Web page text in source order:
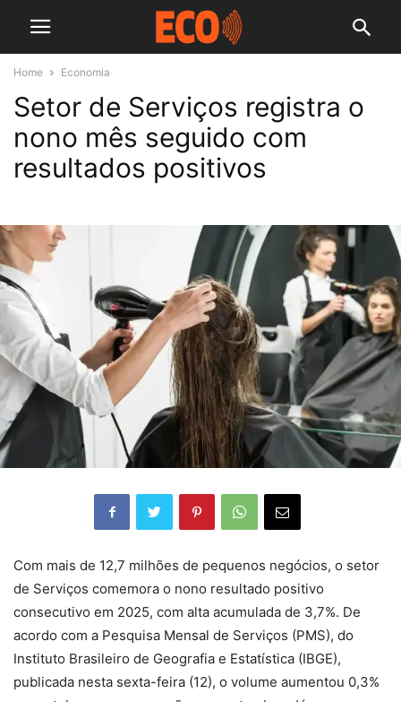
Home Economia
Setor de Serviços registra o
nono mês seguido com
resultados positivos
Com mais de 12,7 milhões de pequenos negócios, o setor
de Serviços comemora o nono resultado positivo
consecutivo em 2025, com alta acumulada de 3,7%. De
acordo com a Pesquisa Mensal de Serviços (PMS), do
Instituto Brasileiro de Geografia e Estatística (IBGE),
publicada nesta sexta-feira (12), o volume aumentou 0,3%